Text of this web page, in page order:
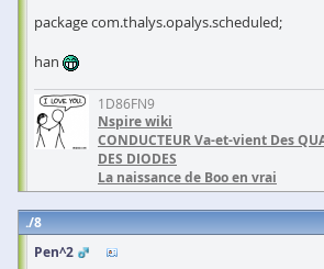
package com.thalys.opalys.scheduled;
han
1D86FN9
Nspire wiki
CONDUCTEUR Va-et-vient Des
DES DIODES
La naissance de Boo en vrai
8
Pen^2